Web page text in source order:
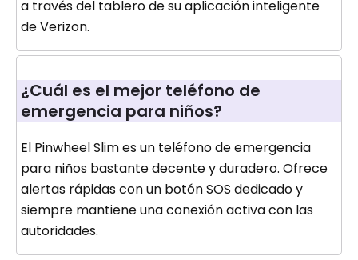
a través del tablero de su aplicación inteligente
de Verizon.
¿Cuál es el mejor teléfono de
emergencia para niños?
El Pinwheel Slim es un teléfono de emergencia
para niños bastante decente y duradero. Ofrece
alertas rápidas con un botón SOS dedicado y
siempre mantiene una conexión activa con las
autoridades.